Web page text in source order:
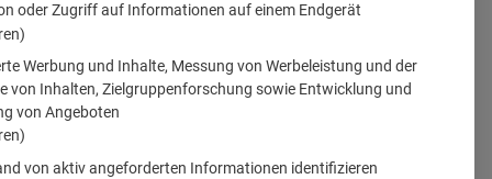
oder Zugriff auf Informationen auf einem Endgerät
Werbung und Inhalte, Messung von Werbeleistung und der
von Inhalten, Zielgruppenforschung sowie Entwicklung und
von Angeboten
von aktiv angeforderten Informationen identifizieren